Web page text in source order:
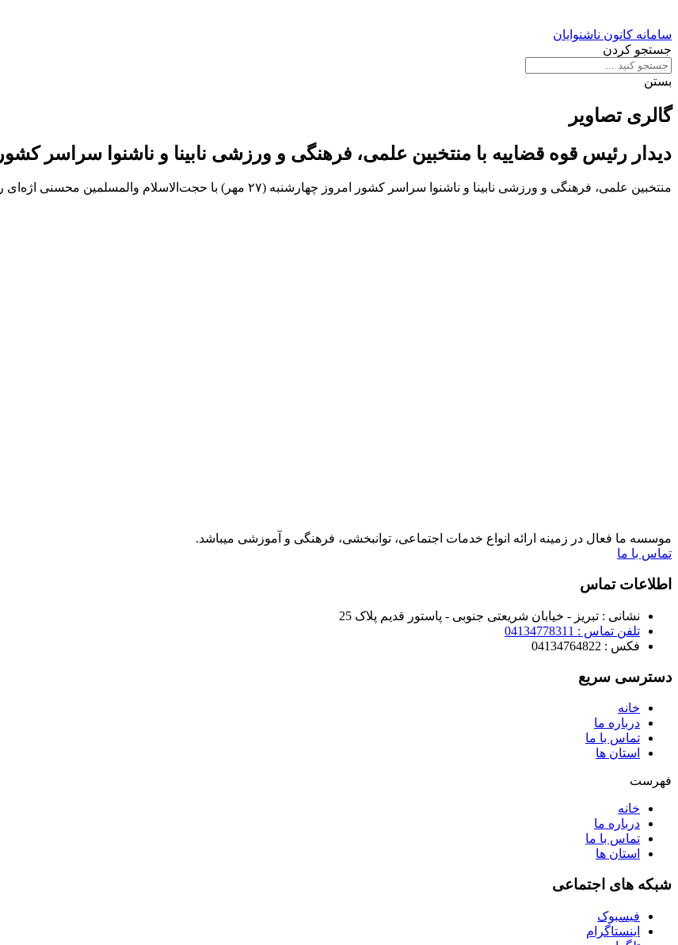
سامانه کانون ناشنوایان
جستجو کردن
بستن
گالری تصاویر
دیدار رئیس قوه قضاییه با منتخبین علمی، فرهنگی و ورزشی نابینا و ناشنوا سراسر کشور
منتخبین علمی، فرهنگی و ورزشی نابینا و ناشنوا سراسر کشور امروز چهارشنبه (۲۷ مهر) با حجت‌الاسلام والمسلمین محسنی اژه‌ای رئیس قوه قضاییه دیدار و گفتگو کردند.
موسسه ما فعال در زمینه ارائه انواع خدمات اجتماعی، توانبخشی، فرهنگی و آموزشی میباشد.
تماس با ما
اطلاعات تماس
نشانی : تبریز - خیابان شریعتی جنوبی - پاستور قدیم پلاک 25
تلفن تماس : 04134778311
فکس : 04134764822
دسترسی سریع
خانه
درباره ما
تماس با ما
استان ها
فهرست
خانه
درباره ما
تماس با ما
استان ها
شبکه های اجتماعی
فیسبوک
اینستاگرام